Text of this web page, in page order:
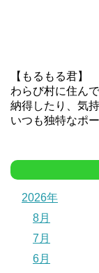
【もるもる君】
わらび村に住んで
納得したり、気
いつも独特なポ
2026年
8月
7月
6月